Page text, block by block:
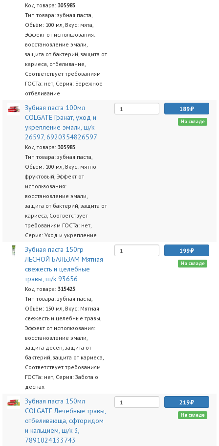
Код товара: 305983
Тип товара: зубная паста,
Объём: 100 мл, Вкус: мята,
Эффект от использования:
восстановление эмали,
защита от бактерий, защита от
кариеса, отбеливание,
Соответствует требованиям
ГОСТа: нет, Серия: Бережное
отбеливание
Зубная паста 100мл
COLGATE Гранат, уход и
укрепление эмали, ш/к
26597, 6920354826597
Код товара: 305985
Тип товара: зубная паста,
Объём: 100 мл, Вкус: мятно-
фруктовый, Эффект от
использования:
восстановление эмали,
защита от бактерий, защита от
кариеса, Соответствует
требованиям ГОСТа: нет,
Серия: Уход и укрепление
189
На складе
Зубная паста 150гр
ЛЕСНОЙ БАЛЬЗАМ Мятная
свежесть и целебные
травы, ш/к 93656
Код товара: 315425
Тип товара: зубная паста,
Объём: 150 мл, Вкус: Мятная
свежесть и целебные травы,
Эффект от использования:
восстановление эмали,
защита десен, защита от
бактерий, защита от кариеса,
Соответствует требованиям
ГОСТа: нет, Серия: Забота о
деснах
199
На складе
Зубная паста 150мл
COLGATE Лечебные травы,
отбеливающа, сфторидом
и кальцием, ш/к 3,
7891024133743
219
На складе